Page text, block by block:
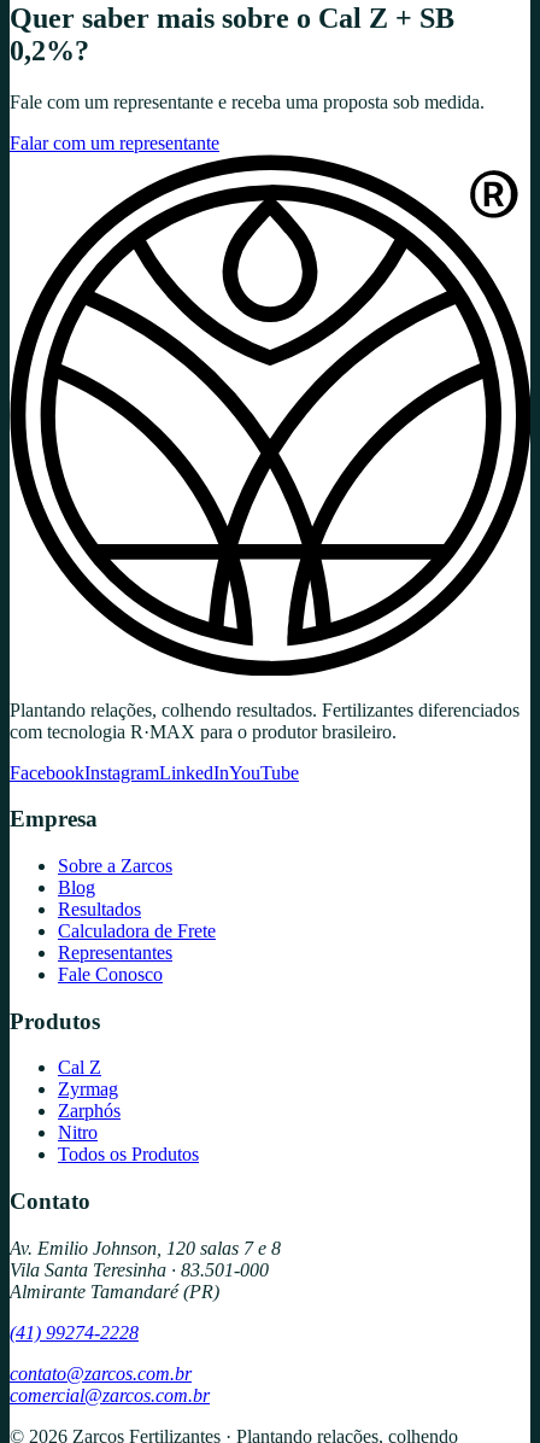
Quer saber mais sobre o Cal Z + SB
0,2%?
Fale com um representante e receba uma proposta sob medida.
Falar com um representante
Plantando relações, colhendo resultados. Fertilizantes diferenciados
com tecnologia R·MAX para o produtor brasileiro.
FacebookInstagramLinkedInYouTube
Empresa
Sobre a Zarcos
Blog
Resultados
Calculadora de Frete
Representantes
Fale Conosco
Produtos
Cal Z
Zyrmag
Zarphós
Nitro
Todos os Produtos
Contato
Av. Emilio Johnson, 120 salas 7 e 8
Vila Santa Teresinha · 83.501-000
Almirante Tamandaré (PR)
(41) 99274-2228
contato@zarcos.com.br
comercial@zarcos.com.br
© 2026 Zarcos Fertilizantes · Plantando relações, colhendo